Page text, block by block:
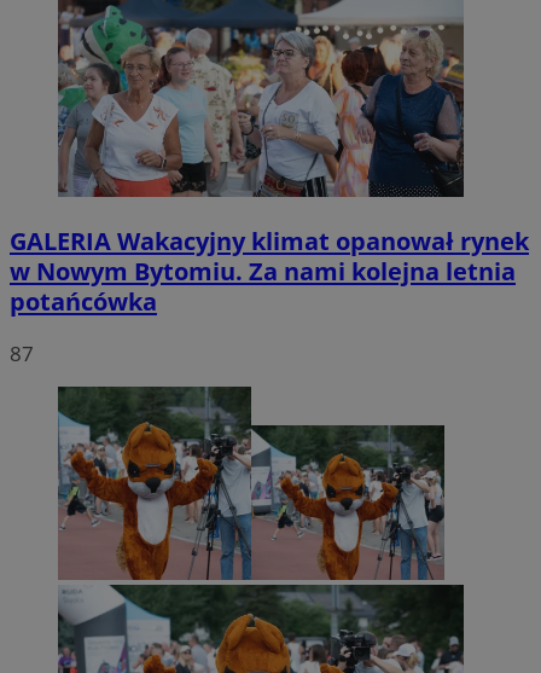
GALERIAWakacyjny klimat opanował rynek
w Nowym Bytomiu. Za nami kolejna letnia
potańcówka
87